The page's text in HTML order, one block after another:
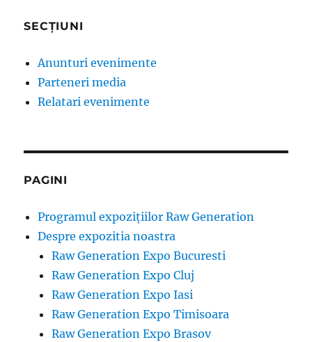
SECȚIUNI
Anunturi evenimente
Parteneri media
Relatari evenimente
PAGINI
Programul expozițiilor Raw Generation
Despre expozitia noastra
Raw Generation Expo Bucuresti
Raw Generation Expo Cluj
Raw Generation Expo Iasi
Raw Generation Expo Timisoara
Raw Generation Expo Brasov